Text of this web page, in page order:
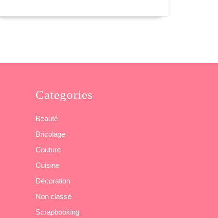
Categories
Beauté
Bricolage
Couture
Cuisine
Décoration
Non classé
Scrapbooking